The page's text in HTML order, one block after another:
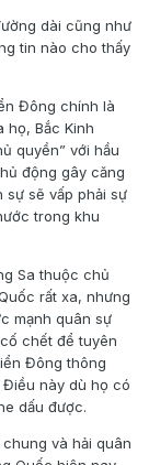
dài cũng như
tin nào cho thấy
Đông chính là
Bắc Kinh
quyền” với hầu
động gây căng
sự sẽ vấp phải sự
trong khu
Sa thuộc chủ
rất xa, nhưng
mạnh quân sự
chết để tuyên
Đông thông
này dù họ có
dấu được.
và hải quân